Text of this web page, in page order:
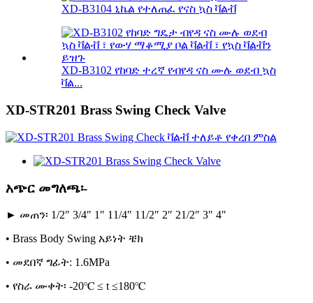
XD-B3104 ኒኬል የተለጠፈ የናስ ኳስ ቫልቭ
XD-B3102 የከባድ ተረኛ የብየዳ ናስ ሙሉ ወደብ ኳስ
ቫል...
XD-STR201 Brass Swing Check Valve
አጭር መግለጫ፡-
► መጠን፡ 1/2″ 3/4″ 1″ 11/4″ 11/2″ 2″ 21/2″ 3″ 4″
• Brass Body Swing አይነት ቼክ
• መደበኛ ግፊት: 1.6MPa
• የስራ ሙቀት፡ -20℃ ≤ t ≤180℃